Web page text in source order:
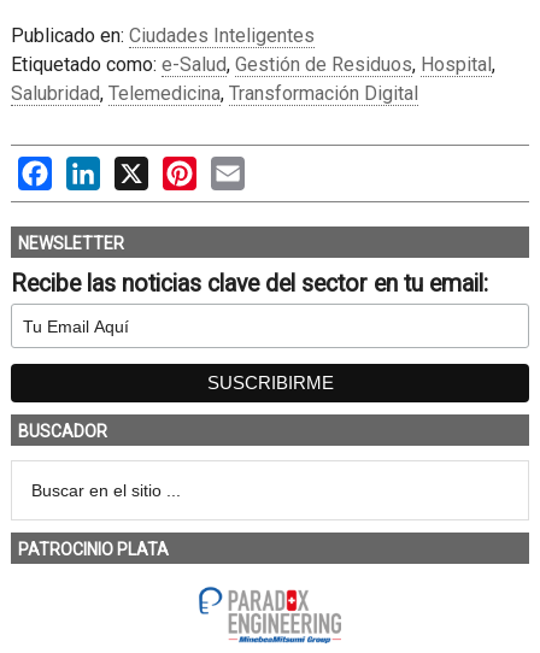
Publicado en: Ciudades Inteligentes
Etiquetado como: e-Salud, Gestión de Residuos, Hospital,
Salubridad, Telemedicina, Transformación Digital
FacebookLinkedIn
X PinterestEmail
NEWSLETTER
Recibe las noticias clave del sector en tu email:
BUSCADOR
PATROCINIO PLATA